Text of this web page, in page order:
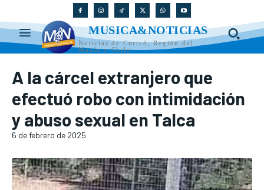
MUSICA&NOTICIAS
Noticias de Curicó, Región del
Maule y Chile
A la cárcel extranjero que
efectuó robo con intimidación
y abuso sexual en Talca
6 de febrero de 2025